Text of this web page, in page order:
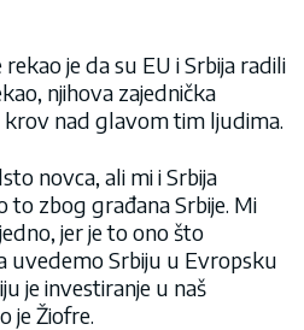
je da su EU i Srbija radili
njihova zajednička
nad glavom tim ljudima.
novca, ali mi i Srbija
to zbog građana Srbije. Mi
jer je to ono što
uvedemo Srbiju u Evropsku
je investiranje u naš
je Žiofre.